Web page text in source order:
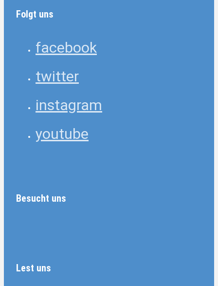
Folgt uns
facebook
twitter
instagram
youtube
Besucht uns
Lest uns